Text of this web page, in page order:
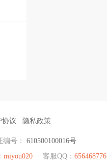
协议 隐私政策
编号： 610500100016号
miyou020 客服QQ： 656468776